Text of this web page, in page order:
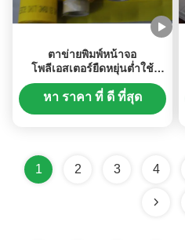
ตาข่ายพิมพ์หน้าจอ
โพลีเอสเตอร์ยืดหยุ่นต่ำใช้
สำหรับการพิมพ์กระจกรถยนต์
หา ราคา ที่ ดี ที่สุด
1 2 3 4